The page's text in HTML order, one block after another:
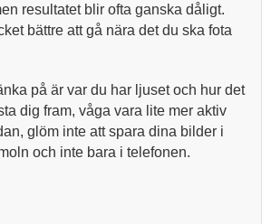
resultatet blir ofta ganska dåligt.
bättre att gå nära det du ska fota
på är var du har ljuset och hur det
dig fram, våga vara lite mer aktiv
glöm inte att spara dina bilder i
och inte bara i telefonen.